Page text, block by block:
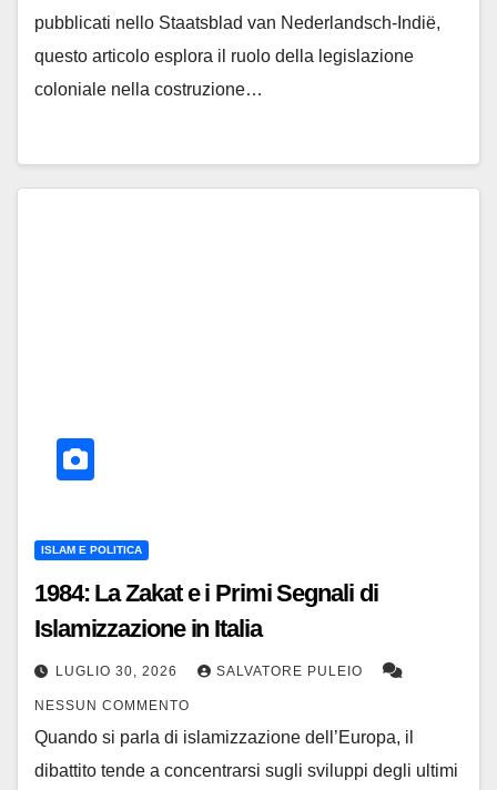
pubblicati nello Staatsblad van Nederlandsch-Indië,
questo articolo esplora il ruolo della legislazione
coloniale nella costruzione…
ISLAM E POLITICA
1984: La Zakat e i Primi Segnali di
Islamizzazione in Italia
LUGLIO 30, 2026 SALVATORE PULEIO
NESSUN COMMENTO
Quando si parla di islamizzazione dell’Europa, il
dibattito tende a concentrarsi sugli sviluppi degli ultimi